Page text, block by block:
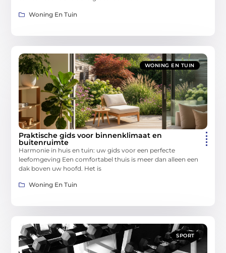
Woning En Tuin
WONING EN TUIN
Praktische gids voor binnenklimaat en
buitenruimte
Harmonie in huis en tuin: uw gids voor een perfecte
leefomgeving Een comfortabel thuis is meer dan alleen een
dak boven uw hoofd. Het is
Woning En Tuin
SPORT